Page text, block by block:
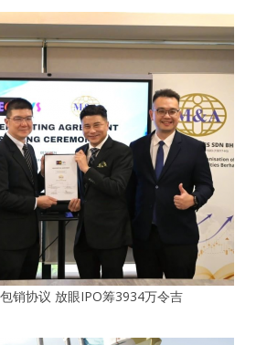
销协议 放眼IPO筹3934万令吉